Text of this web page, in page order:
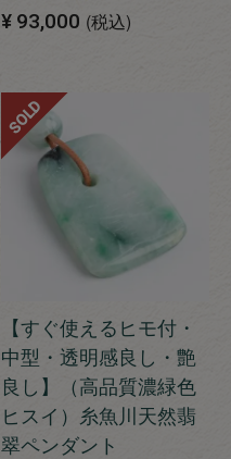
¥ 93,000 税込
【すぐ使えるヒモ付・
中型・透明感良し・艶
良し】（高品質濃緑色
ヒスイ）糸魚川天然翡
翠ペンダント
SOLD